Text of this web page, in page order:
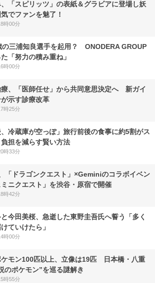
「スピリッツ」の表紙＆グラビアに登場し妖
でファンを魅了！
時00分
の三浦知良選手を起用？ ONODERA GROUP
「努力の積み重ね」
時00分
療、「医師任せ」から共同意思決定へ 新ガイ
が示す診療改革
時25分
、冷蔵庫が空っぽ」旅行前後の食事に約5割がス
担を減らす賢い方法
時33分
「ドラゴンクエスト」×Geminiのコラボイベン
ミニクエスト」を渋谷・原宿で開催
時42分
今田美桜、急逝した東野圭吾氏へ誓う「多く
ていけたら」
時00分
ケモン100匹以上、立像は19匹 日本橋・八重
のポケモン”を巡る謎解き
時55分